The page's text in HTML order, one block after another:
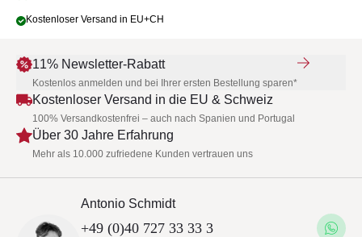
Kostenloser Versand in EU+CH
11% Newsletter-Rabatt
Kostenlos anmelden und bei Ihrer ersten Bestellung sparen*
Kostenloser Versand in die EU & Schweiz
100% Versandkostenfrei – auch nach Spanien und Portugal
Über 30 Jahre Erfahrung
Mehr als 10.000 zufriedene Kunden vertrauen uns
Antonio Schmidt
+49 (0)40 727 33 33 3